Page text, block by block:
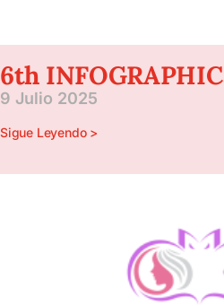
6th INFOGRAPHIC
9 Julio 2025
Sigue Leyendo >